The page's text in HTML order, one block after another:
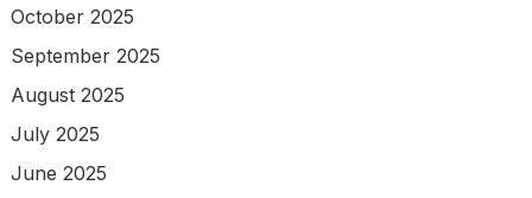
October 2025
September 2025
August 2025
July 2025
June 2025